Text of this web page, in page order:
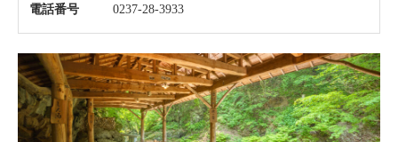
電話番号 0237-28-3933